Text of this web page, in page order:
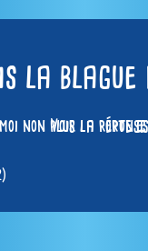
la
Voir la réponse
moi non plus la porte